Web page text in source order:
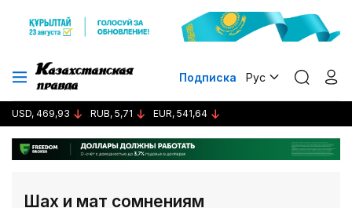
Подписка Рус
USD, 469,93 RUB, 5,71 EUR, 541,64
Шах и мат сомнениям